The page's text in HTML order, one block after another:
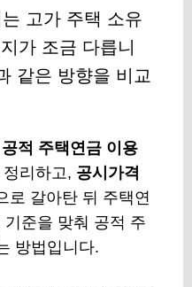
고가 주택 소유
가 조금 다릅니
같은 방향을 비교
적 주택연금 이용
리하고, 공시가격
로 갈아탄 뒤 주택연
기준을 맞춰 공적 주
방법입니다.